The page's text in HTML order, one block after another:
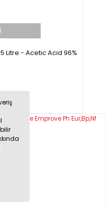
Litre - Acetic Acid 96%